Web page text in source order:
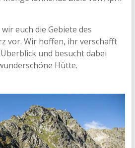
euch die Gebiete des
vor. Wir hoffen, ihr verschafft
und besucht dabei
Hütte.